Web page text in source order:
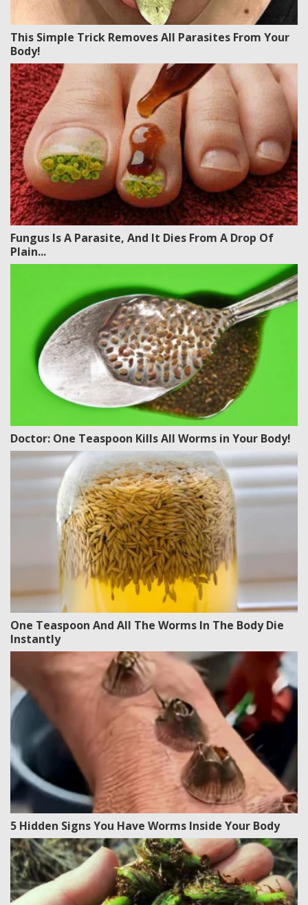
This Simple Trick Removes All Parasites From Your
Body!
Fungus Is A Parasite, And It Dies From A Drop Of
Plain...
Doctor: One Teaspoon Kills All Worms in Your Body!
One Teaspoon And All The Worms In The Body Die
Instantly
5 Hidden Signs You Have Worms Inside Your Body